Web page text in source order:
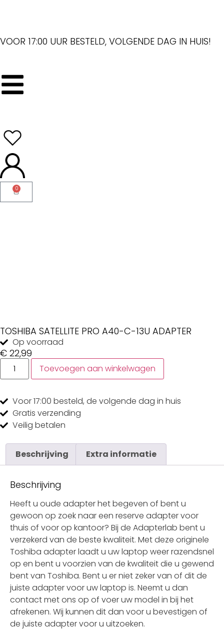
VOOR 17:00 UUR BESTELD, VOLGENDE DAG IN HUIS!
0
TOSHIBA SATELLITE PRO A40-C-13U ADAPTER
Op voorraad
€ 22,99
Toevoegen aan winkelwagen
Voor 17:00 besteld, de volgende dag in huis
Gratis verzending
Veilig betalen
Beschrijving Extra informatie
Beschrijving
Heeft u oude adapter het begeven of bent u
gewoon op zoek naar een reserve adapter voor
thuis of voor op kantoor? Bij de Adapterlab bent u
verzekerd van de beste kwaliteit. Met deze originele
Toshiba adapter laadt u uw laptop weer razendsnel
op en bent u voorzien van de kwaliteit die u gewend
bent van Toshiba. Bent u er niet zeker van of dit de
juiste adapter voor uw laptop is. Neemt u dan
contact met ons op of voer uw model in bij het
afrekenen. Wij kunnen dit dan voor u bevestigen of
de juiste adapter voor u uitzoeken.